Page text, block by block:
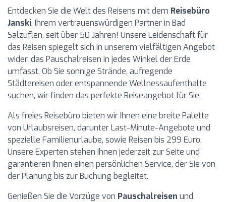
Entdecken Sie die Welt des Reisens mit dem Reisebüro
Janski, Ihrem vertrauenswürdigen Partner in Bad
Salzuflen, seit über 50 Jahren! Unsere Leidenschaft für
das Reisen spiegelt sich in unserem vielfältigen Angebot
wider, das Pauschalreisen in jedes Winkel der Erde
umfasst. Ob Sie sonnige Strände, aufregende
Städtereisen oder entspannende Wellnessaufenthalte
suchen, wir finden das perfekte Reiseangebot für Sie.
Als freies Reisebüro bieten wir Ihnen eine breite Palette
von Urlaubsreisen, darunter Last-Minute-Angebote und
spezielle Familienurlaube, sowie Reisen bis 299 Euro.
Unsere Experten stehen Ihnen jederzeit zur Seite und
garantieren Ihnen einen persönlichen Service, der Sie von
der Planung bis zur Buchung begleitet.
Genießen Sie die Vorzüge von Pauschalreisen und